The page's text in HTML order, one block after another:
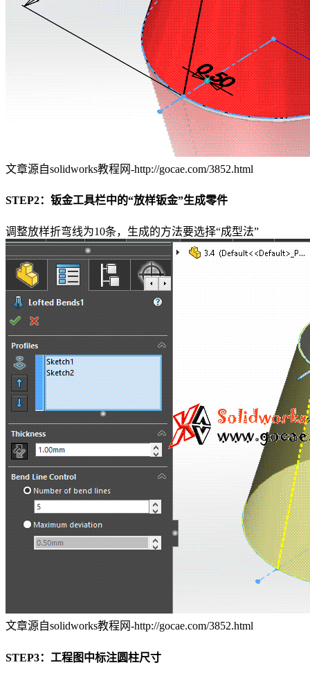
文章源自solidworks教程网-http://gocae.com/3852.html
STEP2：钣金工具栏中的“放样钣金”生成零件
调整放样折弯线为10条，生成的方法要选择“成型法”
文章源自solidworks教程网-http://gocae.com/3852.html
STEP3：工程图中标注圆柱尺寸